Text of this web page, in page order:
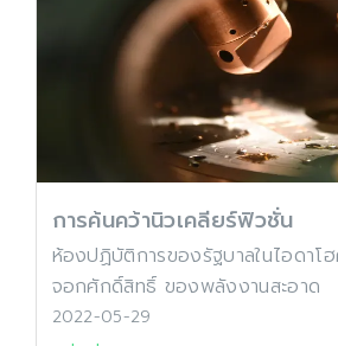
การค้นคว้านิวเคลียร์ฟิวชั่น
ห้องปฏิบัติการของรัฐบาลในไอดาโ
จอกศักดิ์สิทธิ์ ของพลังงานสะอาด
2022-05-29